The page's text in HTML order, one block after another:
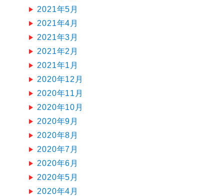
2021年5月
2021年4月
2021年3月
2021年2月
2021年1月
2020年12月
2020年11月
2020年10月
2020年9月
2020年8月
2020年7月
2020年6月
2020年5月
2020年4月